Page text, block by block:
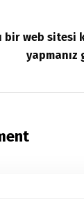
bir web sitesi
yapmanız